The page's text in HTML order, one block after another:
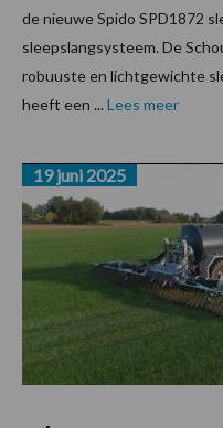
de nieuwe Spido SPD1872
sleepslangsysteem. De
robuuste en lichtgewichte
heeft een ... Lees meer
19 juni 2025